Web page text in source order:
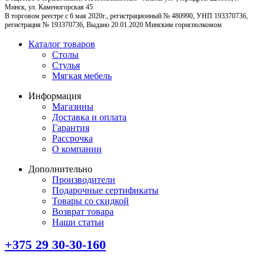
Минск, ул. Каменогорская 45
В торговом реестре с 6 мая 2020г., регистрационный № 480990, УНП 193370736,
регистрация № 193370736, Выдано 20.01.2020 Минским горисполкомом
Каталог товаров
Столы
Стулья
Мягкая мебель
Информация
Магазины
Доставка и оплата
Гарантия
Рассрочка
О компании
Дополнительно
Производители
Подарочные сертификаты
Товары со скидкой
Возврат товара
Наши статьи
+375 29 30-30-160